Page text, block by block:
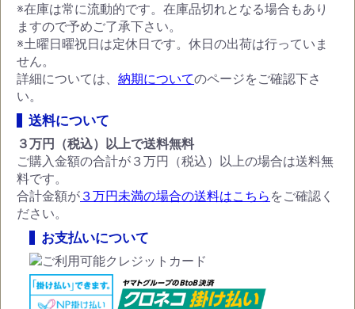
※在庫は常に流動的です。在庫品切れとなる場合もあり
ますので予めご了承下さい。
※土曜日曜祝日は定休日です。休日の出荷は行っていま
せん。
詳細については、 納期についてのページをご確認下さ
い。
送料について
３万円（税込）以上で送料無料
ご購入金額の合計が３万円（税込）以上の場合は送料無
料です。
合計金額が ３万円未満の場合の送料はこちら をご確認く
ださい。
お支払いについて